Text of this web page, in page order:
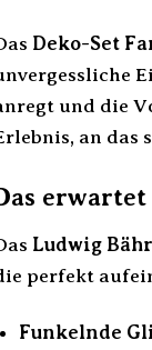
Deko-Set
und die
an das
Ludwig
perfekt
Funkelnde